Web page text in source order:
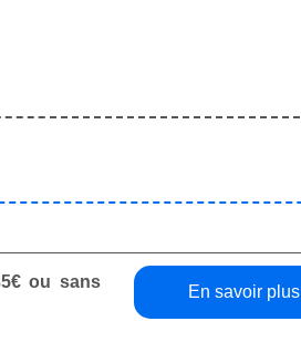
ou sans
En savoir plus